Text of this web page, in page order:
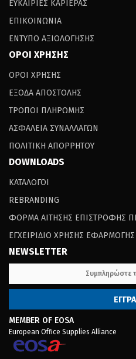
ΕΥΚΑΙΡΙΕΣ ΚΑΡΙΕΡΑΣ
ΕΠΙΚΟΙΝΩΝΙΑ
ΕΝΤΥΠΟ ΑΞΙΟΛΟΓΗΣΗΣ
ΟΡΟΙ ΧΡΗΣΗΣ
ΟΡΟΙ ΧΡΗΣΗΣ
ΕΞΟΔΑ ΑΠΟΣΤΟΛΗΣ
ΤΡΟΠΟΙ ΠΛΗΡΩΜΗΣ
ΑΣΦΑΛΕΙΑ ΣΥΝΑΛΛΑΓΩΝ
ΠΟΛΙΤΙΚΗ ΑΠΟΡΡΗΤΟΥ
DOWNLOADS
ΚΑΤΑΛΟΓΟΙ
REBRANDING
ΦΟΡΜΑ ΑΙΤΗΣΗΣ ΕΠΙΣΤΡΟΦΗΣ
ΕΓΧΕΙΡΙΔΙΟ ΧΡΗΣΗΣ ΕΦΑΡΜΟΓΗΣ
NEWSLETTER
MEMBER OF EOSA
European Office Supplies Alliance